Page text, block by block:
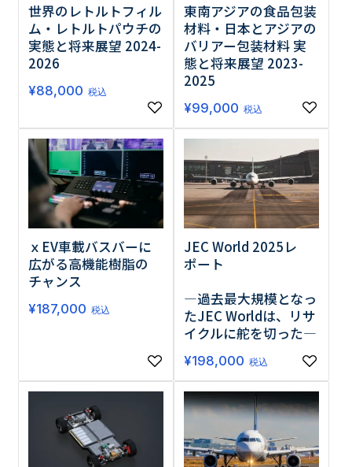
検索する
世界のレトルトフィル
ム・レトルトパウチの
実態と将来展望 2024-
2026
¥88,000 税込
東南アジアの食品包装
材料・日本とアジアの
バリアー包装材料 実
態と将来展望 2023-
2025
¥99,000 税込
ｘEV車載バスバーに
広がる高機能樹脂の
チャンス
¥187,000 税込
JEC World 2025レ
ポート
―過去最大規模となっ
たJEC Worldは、リサ
イクルに舵を切った―
¥198,000 税込